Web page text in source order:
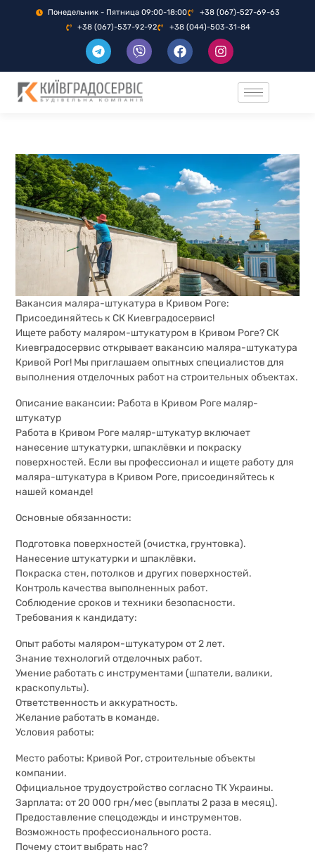
Понедельник - Пятница 09:00-18:00
+38 (067)-527-69-63
+38 (067)-537-92-92
+38 (044)-503-31-84
Вакансия маляра-штукатура в Кривом Роге:
Присоединяйтесь к СК Киевградосервис!
Ищете работу маляром-штукатуром в Кривом Роге? СК
Киевградосервис открывает вакансию маляра-штукатура
Кривой Рог! Мы приглашаем опытных специалистов для
выполнения отделочных работ на строительных объектах.
Описание вакансии: Работа в Кривом Роге маляр-
штукатур
Работа в Кривом Роге маляр-штукатур включает
нанесение штукатурки, шпаклёвки и покраску
поверхностей. Если вы профессионал и ищете работу для
маляра-штукатура в Кривом Роге, присоединяйтесь к
нашей команде!
Основные обязанности:
Подготовка поверхностей (очистка, грунтовка).
Нанесение штукатурки и шпаклёвки.
Покраска стен, потолков и других поверхностей.
Контроль качества выполненных работ.
Соблюдение сроков и техники безопасности.
Требования к кандидату:
Опыт работы маляром-штукатуром от 2 лет.
Знание технологий отделочных работ.
Умение работать с инструментами (шпатели, валики,
краскопульты).
Ответственность и аккуратность.
Желание работать в команде.
Условия работы:
Место работы: Кривой Рог, строительные объекты
компании.
Официальное трудоустройство согласно ТК Украины.
Зарплата: от 20 000 грн/мес (выплаты 2 раза в месяц).
Предоставление спецодежды и инструментов.
Возможность профессионального роста.
Почему стоит выбрать нас?